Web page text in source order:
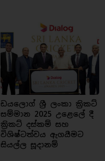
ඩයලොග් ශ්‍රී ලංකා ක්‍රිකට්
සම්මාන 2025 උළෙලේ දී
ක්‍රිකට් දස්කම් සහ
විශිෂ්ටත්වය ඇගයීමට
සියල්ල සූදානම්